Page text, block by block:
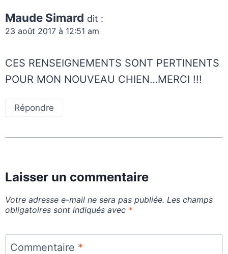
Maude Simard dit :
23 août 2017 à 12:51 am
CES RENSEIGNEMENTS SONT PERTINENTS
POUR MON NOUVEAU CHIEN…MERCI !!!
Répondre
Laisser un commentaire
Votre adresse e-mail ne sera pas publiée. Les champs
obligatoires sont indiqués avec *
Commentaire *